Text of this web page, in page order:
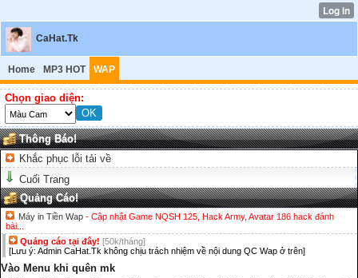
CaHat.Tk
Home MP3 HOT WAP
Chọn giao diện:
Thông Báo!
Khắc phục lỗi tải về
Cuối Trang
Quảng Cáo!
Máy in Tiền Wap - Cập nhật Game NQSH 125, Hack Army, Avatar 186 hack đánh
bài...
Quảng cáo tại đây! [50k/tháng]
[Lưu ý: Admin CaHat.Tk không chịu trách nhiệm về nội dung QC Wap ở trên]
Vào Menu khi quên mk